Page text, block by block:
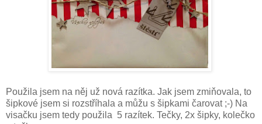
Použila jsem na něj už nová razítka. Jak jsem zmiňovala, to
šipkové jsem si rozstříhala a můžu s šipkami čarovat ;-) Na
visačku jsem tedy použila 5 razítek. Tečky, 2x šipky, kolečko